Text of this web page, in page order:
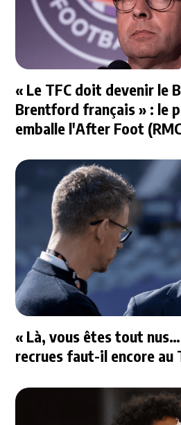
« Le TFC doit devenir le
Brentford français » : le
emballe l'After Foot
« Là, vous êtes tout
recrues faut-il encore au